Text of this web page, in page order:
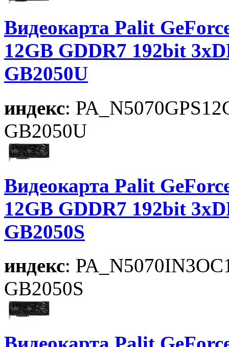
Видеокарта Palit
12GB GDDR7 192bit
GB2050U
индекс:
GB2050U
Видеокарта Palit
12GB GDDR7 192bit
GB2050S
индекс:
GB2050S